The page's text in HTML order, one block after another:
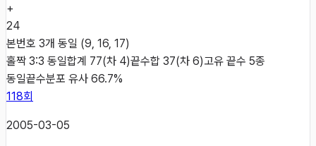
+
24
본번호 3개 동일 (9, 16, 17)
홀짝 3:3 동일합계 77(차 4)끝수합 37(차 6)고유 끝수 5종
동일끝수분포 유사 66.7%
118회
2005-03-05